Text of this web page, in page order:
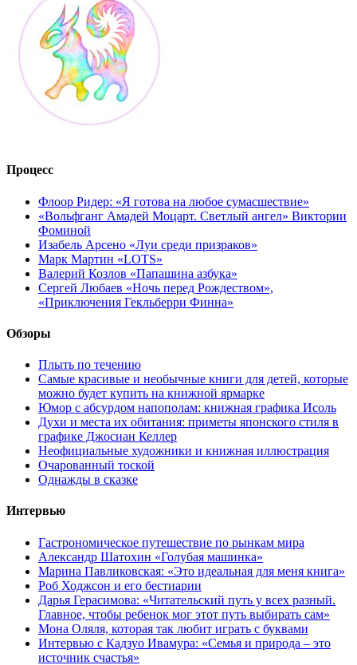
Процесс
Флоор Ридер: «Я готова на любое сумасшествие»
«Вольфганг Амадей Моцарт. Светлый ангел» Виктории
Фоминой
Изабель Арсено «Луи среди призраков»
Марк Мартин «LOTS»
Валерий Козлов «Папашина азбука»
Сергей Любаев «Ночь перед Рождеством»,
«Приключения Гекльберри Финна»
Обзоры
Плыть по течению
Самые красивые и необычные книги для детей, которые
можно будет купить на книжной ярмарке
Юмор с абсурдом напополам: книжная графика Исоль
Духи и места их обитания: приметы японского стиля в
графике Джосиан Келлер
Неофициальные художники и книжная иллюстрация
Очарованный тоской
Однажды в сказке
Интервью
Гастрономическое путешествие по рынкам мира
Александр Шатохин «Голубая машинка»
Марина Павликовская: «Это идеальная для меня книга»
Роб Ходжсон и его бестиарии
Дарья Герасимова: «Читательский путь у всех разный.
Главное, чтобы ребенок мог этот путь выбирать сам»
Мона Оляля, которая так любит играть с буквами
Интервью с Кадзуо Ивамура: «Семья и природа – это
источник счастья»